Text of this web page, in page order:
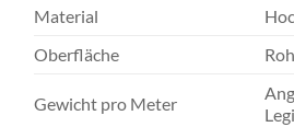
Material
Oberfläche
Gewicht pro Meter